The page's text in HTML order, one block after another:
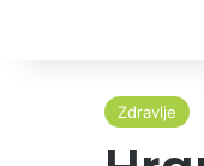
Zdravlje